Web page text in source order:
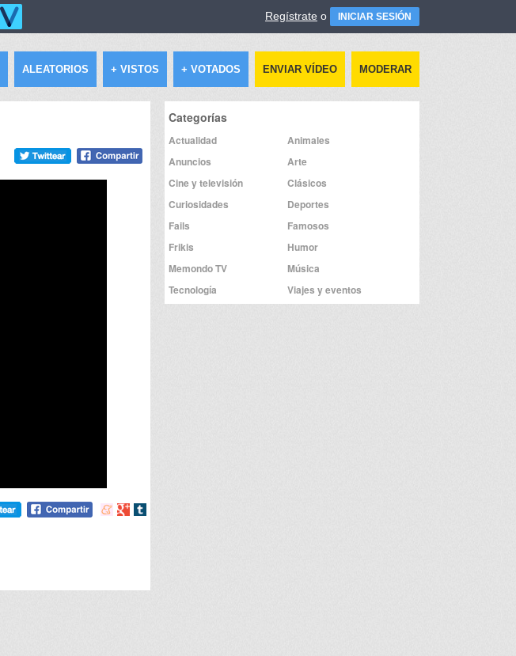
Regístrate o INICIAR SESIÓN
ALEATORIOS + VISTOS + VOTADOS ENVIAR VÍDEO MODERAR
Compartir
Compartir
Compartir
Categorías
Actualidad
Animales
Anuncios
Arte
Cine y televisión
Clásicos
Curiosidades
Deportes
Fails
Famosos
Frikis
Humor
Memondo TV
Música
Tecnología
Viajes y eventos